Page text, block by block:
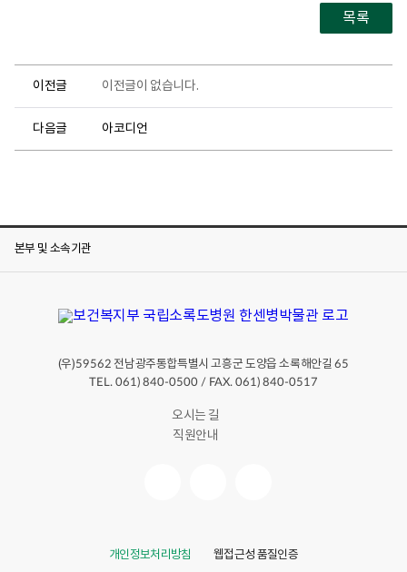
목록
이전글 이전글이 없습니다.
다음글 아코디언
본부 및 소속기관
(우)59562 전남광주통합특별시 고흥군 도양읍 소록해안길65
TEL. 061) 840-0500 / FAX. 061) 840-0517
오시는 길
직원안내
개인정보처리방침 웹접근성 품질인증